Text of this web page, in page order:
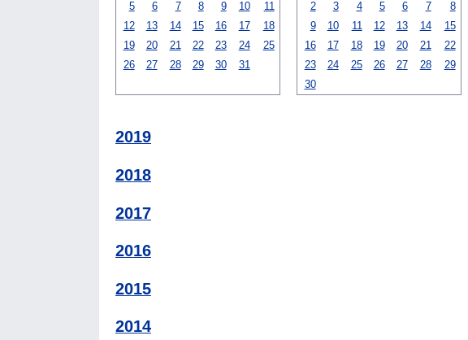
5
6 7 8 9 10
11
12
13 14 15 16 17
18
19
20 21 22 23 24
25
26
27 28 29 30 31
2
3 4 5 6 7
8
9
10 11 12 13 14
15
16
17 18 19 20 21
22
23
24 25 26 27 28
29
30
2019
2018
2017
2016
2015
2014